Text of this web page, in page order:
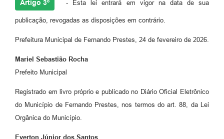
Artigo 3º - Esta lei entrará em vigor na data de sua
publicação, revogadas as disposições em contrário.
Prefeitura Municipal de Fernando Prestes, 24 de fevereiro de 2026.
Mariel Sebastião Rocha
Prefeito Municipal
Registrado em livro próprio e publicado no Diário Oficial Eletrônico
do Município de Fernando Prestes, nos termos do art. 88, da Lei
Orgânica do Município.
Everton Júnior dos Santos